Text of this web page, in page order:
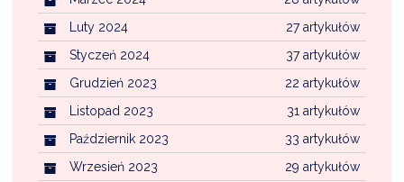
27 artykułów
Luty 2024
37 artykułów
Styczeń 2024
22 artykułów
Grudzień 2023
31 artykułów
Listopad 2023
33 artykułów
Październik 2023
29 artykułów
Wrzesień 2023